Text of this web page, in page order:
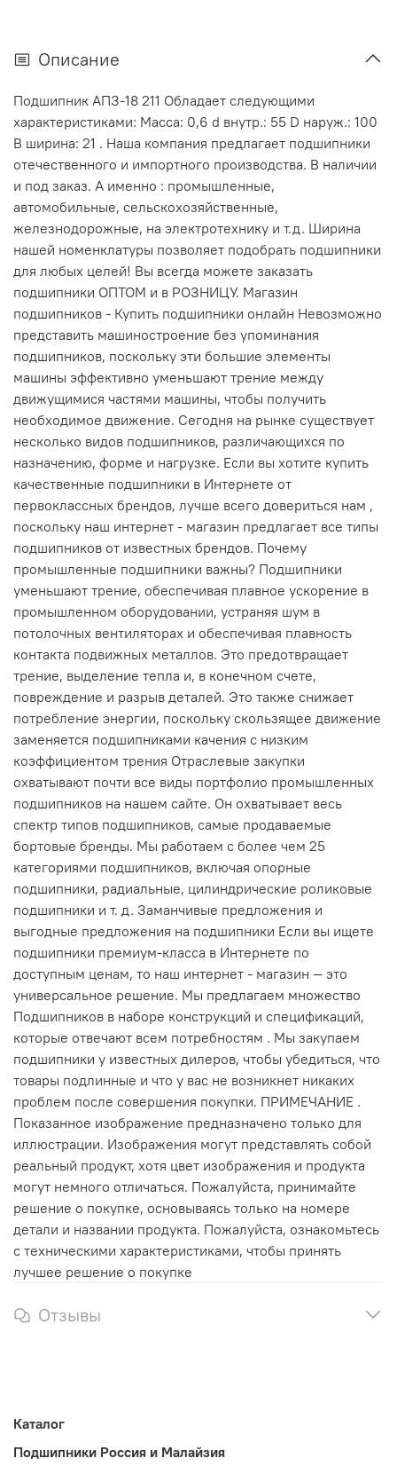
Описание
Подшипник АПЗ-18 211 Обладает следующими
характеристиками: Масса: 0,6 d внутр.: 55 D наруж.: 100
В ширина: 21 . Наша компания предлагает подшипники
отечественного и импортного производства. В наличии
и под заказ. А именно : промышленные,
автомобильные, сельскохозяйственные,
железнодорожные, на электротехнику и т.д. Ширина
нашей номенклатуры позволяет подобрать подшипники
для любых целей! Вы всегда можете заказать
подшипники ОПТОМ и в РОЗНИЦУ. Магазин
подшипников - Купить подшипники онлайн Невозможно
представить машиностроение без упоминания
подшипников, поскольку эти большие элементы
машины эффективно уменьшают трение между
движущимися частями машины, чтобы получить
необходимое движение. Сегодня на рынке существует
несколько видов подшипников, различающихся по
назначению, форме и нагрузке. Если вы хотите купить
качественные подшипники в Интернете от
первоклассных брендов, лучше всего довериться нам ,
поскольку наш интернет - магазин предлагает все типы
подшипников от известных брендов. Почему
промышленные подшипники важны? Подшипники
уменьшают трение, обеспечивая плавное ускорение в
промышленном оборудовании, устраняя шум в
потолочных вентиляторах и обеспечивая плавность
контакта подвижных металлов. Это предотвращает
трение, выделение тепла и, в конечном счете,
повреждение и разрыв деталей. Это также снижает
потребление энергии, поскольку скользящее движение
заменяется подшипниками качения с низким
коэффициентом трения Отраслевые закупки
охватывают почти все виды портфолио промышленных
подшипников на нашем сайте. Он охватывает весь
спектр типов подшипников, самые продаваемые
бортовые бренды. Мы работаем с более чем 25
категориями подшипников, включая опорные
подшипники, радиальные, цилиндрические роликовые
подшипники и т. д. Заманчивые предложения и
выгодные предложения на подшипники Если вы ищете
подшипники премиум-класса в Интернете по
доступным ценам, то наш интернет - магазин — это
универсальное решение. Мы предлагаем множество
Подшипников в наборе конструкций и спецификаций,
которые отвечают всем потребностям . Мы закупаем
подшипники у известных дилеров, чтобы убедиться, что
товары подлинные и что у вас не возникнет никаких
проблем после совершения покупки. ПРИМЕЧАНИЕ .
Показанное изображение предназначено только для
иллюстрации. Изображения могут представлять собой
реальный продукт, хотя цвет изображения и продукта
могут немного отличаться. Пожалуйста, принимайте
решение о покупке, основываясь только на номере
детали и названии продукта. Пожалуйста, ознакомьтесь
с техническими характеристиками, чтобы принять
лучшее решение о покупке
Отзывы
Каталог
Подшипники Россия и Малайзия